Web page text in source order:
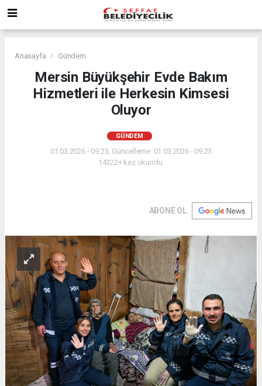
Anasayfa Gündem
Mersin Büyükşehir Evde Bakım
Hizmetleri ile Herkesin Kimsesi
Oluyor
GÜNDEM
01.03.2026 - 09:23, Güncelleme: 01.03.2026 - 09:23
14322+ kez okundu.
ABONE OL